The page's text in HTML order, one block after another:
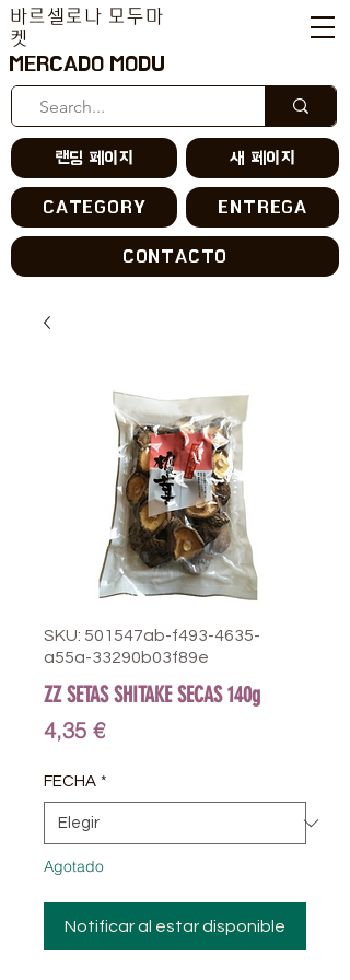
MERCADO MODU
바르셀로나 모두마
켓
랜딩 페이지 새 페이지
CATEGORY ENTREGA
CONTACTO
SKU: 501547ab-f493-4635-
a55a-33290b03f89e
ZZ SETAS SHITAKE SECAS 140g
4,35 €Precio
FECHA *
Agotado
Notificar al estar disponible